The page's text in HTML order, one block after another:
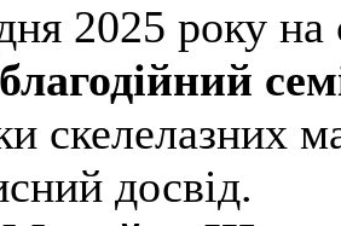
2025 року
благодійний
скелелазних
досвід.